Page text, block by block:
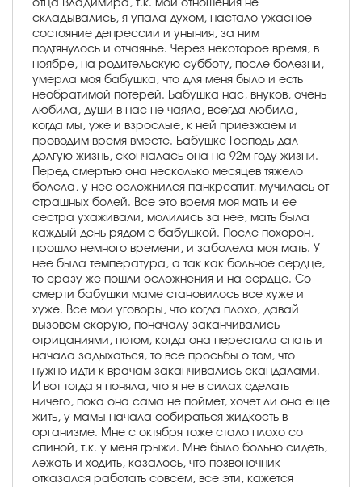
отца Владимира, т.к. мои отношения не
складывались, я упала духом, настало ужасное
состояние депрессии и уныния, за ним
подтянулось и отчаянье. Через некоторое время, в
ноябре, на родительскую субботу, после болезни,
умерла моя бабушка, что для меня было и есть
необратимой потерей. Бабушка нас, внуков, очень
любила, души в нас не чаяла, всегда любила,
когда мы, уже и взрослые, к ней приезжаем и
проводим время вместе. Бабушке Господь дал
долгую жизнь, скончалась она на 92м году жизни.
Перед смертью она несколько месяцев тяжело
болела, у нее осложнился панкреатит, мучилась от
страшных болей. Все это время моя мать и ее
сестра ухаживали, молились за нее, мать была
каждый день рядом с бабушкой. После похорон,
прошло немного времени, и заболела моя мать. У
нее была температура, а так как больное сердце,
то сразу же пошли осложнения и на сердце. Со
смерти бабушки маме становилось все хуже и
хуже. Все мои уговоры, что когда плохо, давай
вызовем скорую, поначалу заканчивались
отрицаниями, потом, когда она перестала спать и
начала задыхаться, то все просьбы о том, что
нужно идти к врачам заканчивались скандалами.
И вот тогда я поняла, что я не в силах сделать
ничего, пока она сама не поймет, хочет ли она еще
жить, у мамы начала собираться жидкость в
организме. Мне с октября тоже стало плохо со
спиной, т.к. у меня грыжи. Мне было больно сидеть,
лежать и ходить, казалось, что позвоночник
отказался работать совсем, все эти, кажется